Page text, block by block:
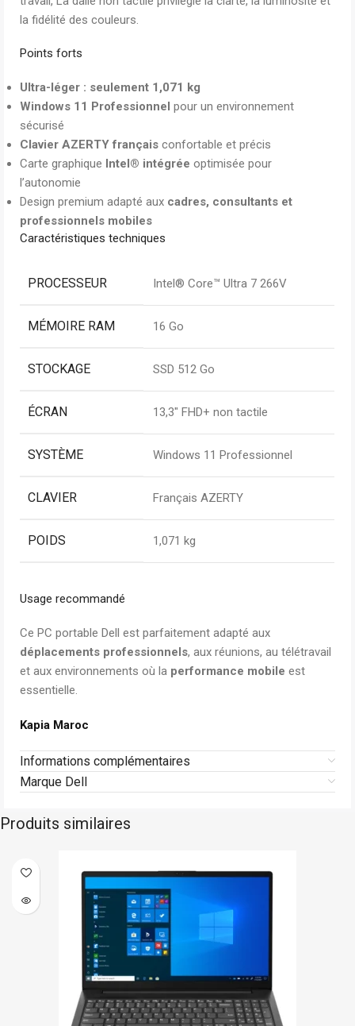
la fidélité des couleurs.
Points forts
Ultra-léger : seulement 1,071 kg
Windows 11 Professionnel pour un environnement
sécurisé
Clavier AZERTY français confortable et précis
Carte graphique Intel® intégrée optimisée pour
l’autonomie
Design premium adapté aux cadres, consultants et
professionnels mobiles
Caractéristiques techniques
PROCESSEUR Intel® Core™ Ultra 7 266V
MÉMOIRE RAM 16 Go
STOCKAGE SSD 512 Go
ÉCRAN 13,3″ FHD+ non tactile
SYSTÈME Windows 11 Professionnel
CLAVIER Français AZERTY
POIDS 1,071 kg
Usage recommandé
Ce PC portable Dell est parfaitement adapté aux
déplacements professionnels, aux réunions, au télétravail
et aux environnements où la performance mobile est
essentielle.
Kapia Maroc
Informations complémentaires
Marque Dell
Produits similaires
Lenovo